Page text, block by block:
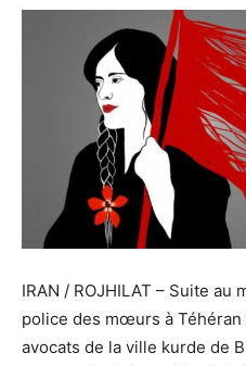
IRAN / ROJHILAT – Suite
police des mœurs à
avocats de la ville kurde de